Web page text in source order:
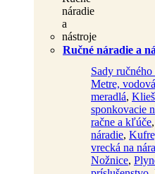
Ručné náradie a
Sady ručného
Metre,
meradlá,
sponkovacie
račne a kľúče,
náradie,
vrecká na
Nožnice,